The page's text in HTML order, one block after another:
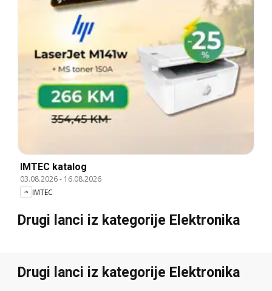
IMTEC katalog
03.08.2026- 16.08.2026
IMTEC
Drugi lanci iz kategorije Elektronika
Drugi lanci iz kategorije Elektronika